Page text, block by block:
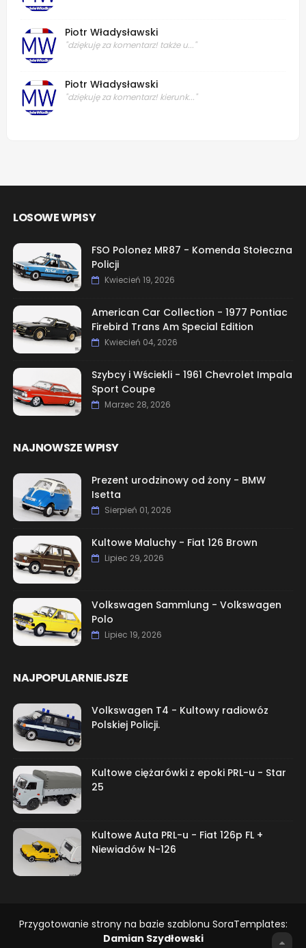
Piotr Władysławski
"dziękuję za komentarz! także u..."
Piotr Władysławski
"dziękuję za komentarz! kierunk..."
LOSOWE WPISY
FSO Polonez MR87 - Komenda Stołeczna
Policji
Kwiecień 19, 2026
American Car Collection - 1977 Pontiac
Firebird Trans Am Special Edition
Kwiecień 04, 2026
Szybcy i Wściekli - 1961 Chevrolet Impala
Sport Coupe
Marzec 28, 2026
NAJNOWSZE WPISY
Prezent urodzinowy od żony - BMW
Isetta
Sierpień 01, 2026
Kultowe Maluchy - Fiat 126 Brown
Lipiec 29, 2026
Volkswagen Sammlung - Volkswagen
Polo
Lipiec 19, 2026
NAJPOPULARNIEJSZE
Volkswagen T4 - Kultowy radiowóz
Polskiej Policji.
Kultowe ciężarówki z epoki PRL-u - Star
25
Kultowe Auta PRL-u - Fiat 126p FL +
Niewiadów N-126
Przygotowanie strony na bazie szablonu SoraTemplates:
Damian Szydłowski